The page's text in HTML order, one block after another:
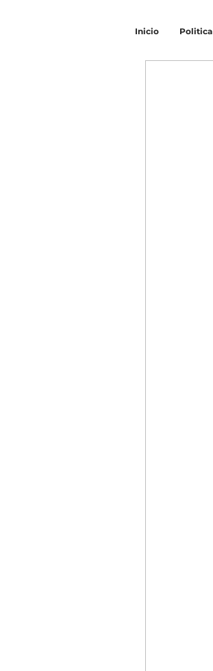
Inicio